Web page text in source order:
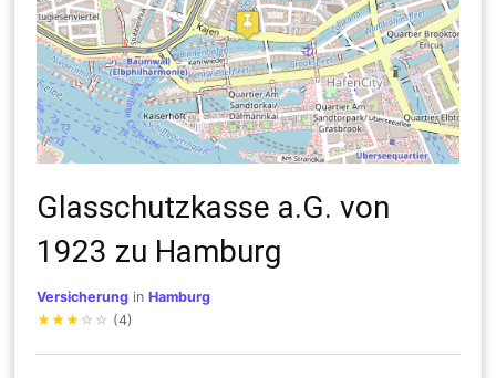
Glasschutzkasse a.G. von
1923 zu Hamburg
Versicherung inHamburg
★★★ ☆ ☆ (4)